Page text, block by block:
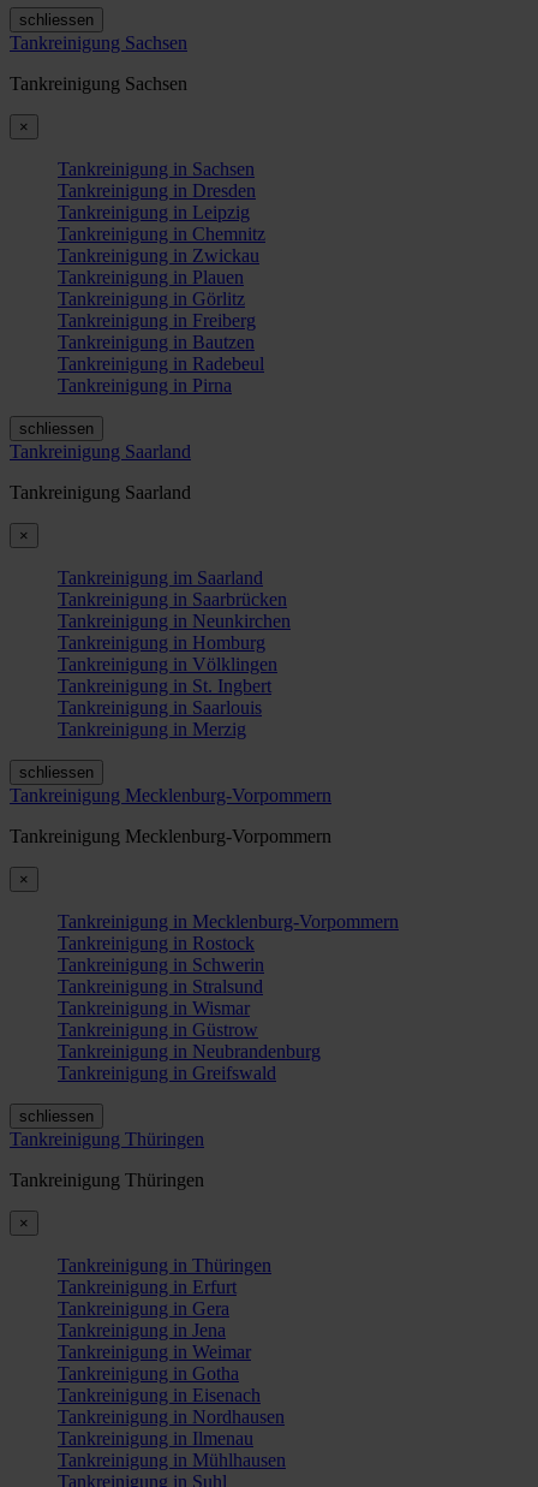
schliessen
Tankreinigung Sachsen
Tankreinigung Sachsen
×
Tankreinigung in Sachsen
Tankreinigung in Dresden
Tankreinigung in Leipzig
Tankreinigung in Chemnitz
Tankreinigung in Zwickau
Tankreinigung in Plauen
Tankreinigung in Görlitz
Tankreinigung in Freiberg
Tankreinigung in Bautzen
Tankreinigung in Radebeul
Tankreinigung in Pirna
schliessen
Tankreinigung Saarland
Tankreinigung Saarland
×
Tankreinigung im Saarland
Tankreinigung in Saarbrücken
Tankreinigung in Neunkirchen
Tankreinigung in Homburg
Tankreinigung in Völklingen
Tankreinigung in St. Ingbert
Tankreinigung in Saarlouis
Tankreinigung in Merzig
schliessen
Tankreinigung Mecklenburg-Vorpommern
Tankreinigung Mecklenburg-Vorpommern
×
Tankreinigung in Mecklenburg-Vorpommern
Tankreinigung in Rostock
Tankreinigung in Schwerin
Tankreinigung in Stralsund
Tankreinigung in Wismar
Tankreinigung in Güstrow
Tankreinigung in Neubrandenburg
Tankreinigung in Greifswald
schliessen
Tankreinigung Thüringen
Tankreinigung Thüringen
×
Tankreinigung in Thüringen
Tankreinigung in Erfurt
Tankreinigung in Gera
Tankreinigung in Jena
Tankreinigung in Weimar
Tankreinigung in Gotha
Tankreinigung in Eisenach
Tankreinigung in Nordhausen
Tankreinigung in Ilmenau
Tankreinigung in Mühlhausen
Tankreinigung in Suhl